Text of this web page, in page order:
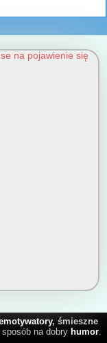
na pojawienie się
, śmieszne
na dobry humor.